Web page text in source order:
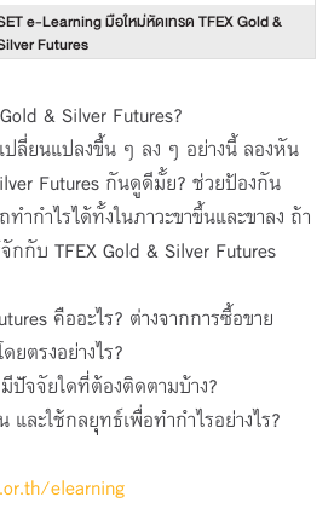
e-Learning มือใหม่หัดเทรด TFEX Gold &
Futures
SET e-Learning มือใหม่หัดเทรด SET50 &
Stock Futures
ย SET
e-Learning กลยุทธ์เทรด Options
ย SET
โดย SET
SET e-Learning เทรดอนุพันธ์ฉบับมือใหม่
ย SET
ก
& Silver Futures?
ปลี่ยนแปลงขึ้น ๆ ลง ๆ อย่างนี้ ลองหัน
Futures กันดูดีมั้ย? ช่วยป้องกัน
ำกำไรได้ทั้งในภาวะขาขึ้นและขาลง ถ้า
กกับ TFEX Gold & Silver Futures
คืออะไร? ต่างจากการซื้อขาย
ยตรงอย่างไร?
ปัจจัยใดที่ต้องติดตามบ้าง?
ละใช้กลยุทธ์เพื่อทำกำไรอย่างไร?
elearning